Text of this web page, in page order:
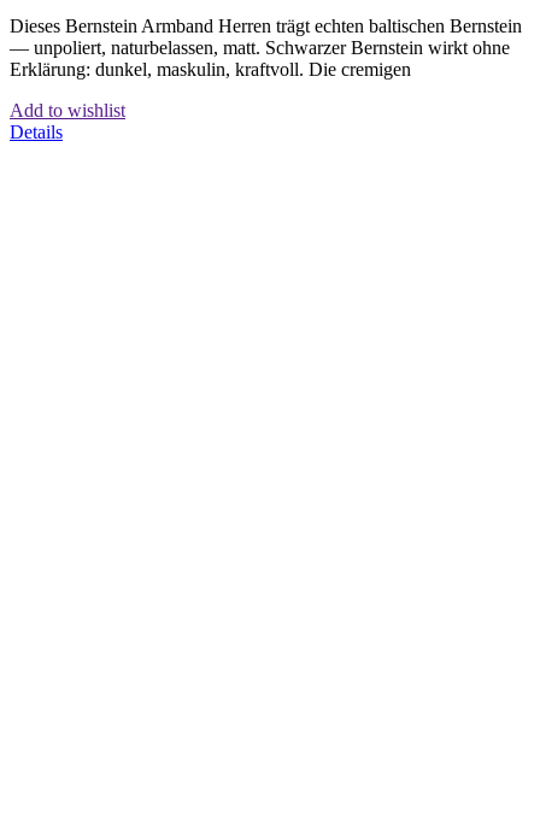
Dieses Bernstein Armband Herren trägt echten baltischen Bernstein
— unpoliert, naturbelassen, matt. Schwarzer Bernstein wirkt ohne
Erklärung: dunkel, maskulin, kraftvoll. Die cremigen
Add to wishlist
Details